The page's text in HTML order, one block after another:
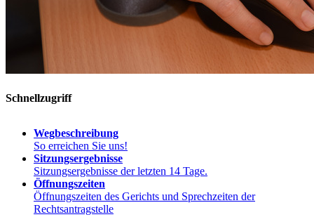
Schnellzugriff
Wegbeschreibung
So erreichen Sie uns!
Sitzungsergebnisse
Sitzungsergebnisse der letzten 14 Tage.
Öffnungszeiten
Öffnungszeiten des Gerichts und Sprechzeiten der
Rechtsantragstelle